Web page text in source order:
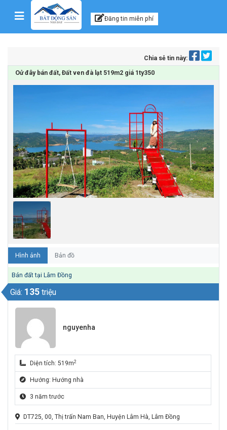
Skip to content Kênh thông tin, tư vấn
Đăng tin miễn phí
Chia sẻ tin này:
Oử đây bán đất, Đất ven đà lạt 519m2 giá 1ty350
Hình ảnh Bản đồ
Bán đất tại Lâm Đồng
Giá: 135 triệu
nguyenha
Diện tích: 519m2
Hướng: Hướng nhà
3 năm trước
DT725, 00, Thị trấn Nam Ban, Huyện Lâm Hà, Lâm Đồng